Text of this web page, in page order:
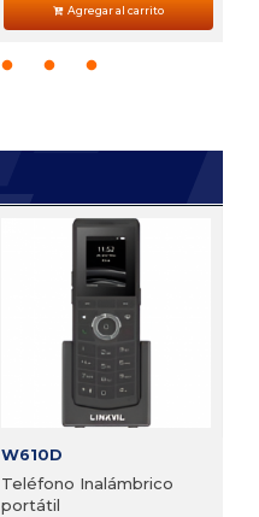
Agregar al carrito
W610D
Teléfono Inalámbrico
portátil